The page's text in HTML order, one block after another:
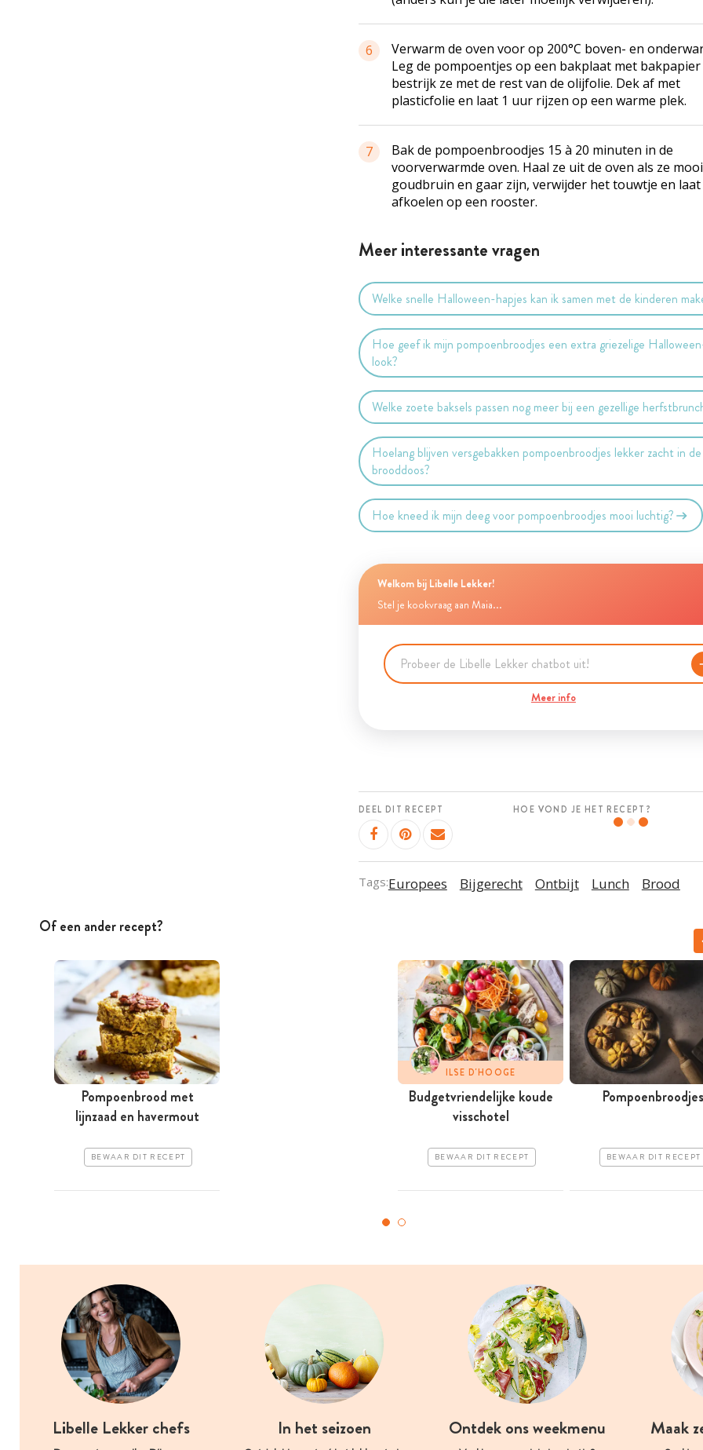
6
Verwarm de oven voor op 200°C boven- en
Leg de pompoentjes op een bakplaat met
bestrijk ze met de rest van de olijfolie. Dek af met
plasticfolie en laat 1 uur rijzen op een warme plek.
7
Bak de pompoenbroodjes 15 à 20 minuten in de
voorverwarmde oven. Haal ze uit de oven als ze mooi
goudbruin en gaar zijn, verwijder het touwtje en laat
afkoelen op een rooster.
Meer interessante vragen
Welke snelle Halloween-hapjes kan ik samen met de kinderen
Hoe geef ik mijn pompoenbroodjes een extra griezelige
look?
Welke zoete baksels passen nog meer bij een gezellige
Hoelang blijven versgebakken pompoenbroodjes lekker zacht in de
brooddoos?
Hoe kneed ik mijn deeg voor pompoenbroodjes mooi luchtig?
Welkom bij Libelle Lekker!
Stel je kookvraag aan Maia...
Meer info
DEEL DIT RECEPT HOE VOND JE HET RECEPT?
Tags:Europees Bijgerecht Ontbijt Lunch Brood
Of een ander recept?
Pompoenbrood met
lijnzaad en havermout
BEWAAR DIT RECEPT
ILSE D'HOOGE
Budgetvriendelijke koude
visschotel
BEWAAR DIT RECEPT
Pompoenbroodjes
BEWAAR DIT RECEPT
Libelle Lekker chefs In het seizoen Ontdek ons weekmenu Maak